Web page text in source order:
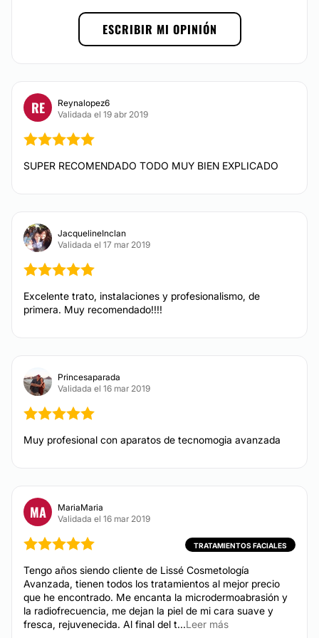
Financiación o facilidades de pago:
MEDICINA ESTÉTICA
Eliminación estrías
Rejuvenecimiento facial
Criolipólisis
Lipólisis
Si quieres lucir unos labios hermosos, para tí que
tienes unos labios muy delgados, tenemos lo que
buscas para realzar tu sonrisa y sensualidad.
¿Te molestan las arrugas del entrecejo? ¿Las de
nasogenianos? ¿El código de barras? Te las
rellenamos con ácido hialurónico de alta calidad para
que luzcas más joven.
CONTACTAR
MANCHAS EN LA PIEL
Para controlar las manchas hay que tener mucha
paciencia y constancia, una piel predispuesta a
piel, contamos con diferentes tratamientos y
productos dermatológicos para controlarlas.
CONTACTAR
ESCRIBIR MI OPINIÓN
RE
Reynalopez6
Validada el 19 abr 2019
SUPER RECOMENDADO TODO MUY BIEN EXPLICADO
JacquelineInclan
Validada el 17 mar 2019
Excelente trato, instalaciones y profesionalismo, de
primera. Muy recomendado!!!!
Princesaparada
Validada el 16 mar 2019
Muy profesional con aparatos de tecnomogia avanzada
MA
MariaMaria
Validada el 16 mar 2019
TRATAMIENTOS FACIALES
Tengo años siendo cliente de Lissé Cosmetología
Avanzada, tienen todos los tratamientos al mejor precio
que he encontrado. Me encanta la microdermoabrasión y
la radiofrecuencia, me dejan la piel de mi cara suave y
fresca, rejuvenecida. Al final del t...Leer más